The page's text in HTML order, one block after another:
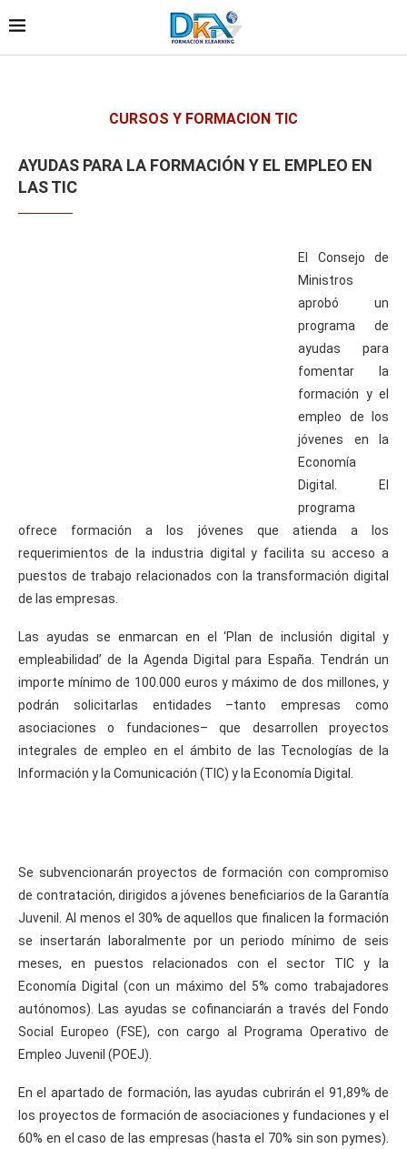
CURSOS Y FORMACION TIC
AYUDAS PARA LA FORMACIÓN Y EL EMPLEO EN
LAS TIC
El Consejo de
Ministros
aprobó un
programa de
ayudas para
fomentar la
formación y el
empleo de los
jóvenes en la
Economía
Digital. El
programa
ofrece formación a los jóvenes que atienda a los
requerimientos de la industria digital y facilita su acceso a
puestos de trabajo relacionados con la transformación digital
de las empresas.
Las ayudas se enmarcan en el ‘Plan de inclusión digital y
empleabilidad’ de la Agenda Digital para España. Tendrán un
importe mínimo de 100.000 euros y máximo de dos millones, y
podrán solicitarlas entidades –tanto empresas como
asociaciones o fundaciones– que desarrollen proyectos
integrales de empleo en el ámbito de las Tecnologías de la
Información y la Comunicación (TIC) y la Economía Digital.
Se subvencionarán proyectos de formación con compromiso
de contratación, dirigidos a jóvenes beneficiarios de la Garantía
Juvenil. Al menos el 30% de aquellos que finalicen la formación
se insertarán laboralmente por un periodo mínimo de seis
meses, en puestos relacionados con el sector TIC y la
Economía Digital (con un máximo del 5% como trabajadores
autónomos). Las ayudas se cofinanciarán a través del Fondo
Social Europeo (FSE), con cargo al Programa Operativo de
Empleo Juvenil (POEJ).
En el apartado de formación, las ayudas cubrirán el 91,89% de
los proyectos de formación de asociaciones y fundaciones y el
60% en el caso de las empresas (hasta el 70% sin son pymes).